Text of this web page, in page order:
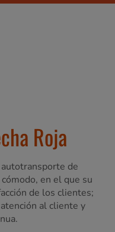
Roja
de
en el que su
de los clientes;
al cliente y